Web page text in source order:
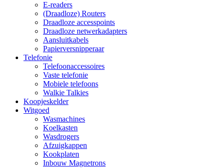
E-readers
(Draadloze) Routers
Draadloze accesspoints
Draadloze netwerkadapters
Aansluitkabels
Papierversnipperaar
Telefonie
Telefoonaccessoires
Vaste telefonie
Mobiele telefoons
Walkie Talkies
Koopjeskelder
Witgoed
Wasmachines
Koelkasten
Wasdrogers
Afzuigkappen
Kookplaten
Inbouw Magnetrons